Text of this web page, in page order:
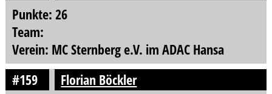
Punkte: 26
Team:
Verein: MC Sternberg e.V. im ADAC Hansa
#159
Florian Böckler